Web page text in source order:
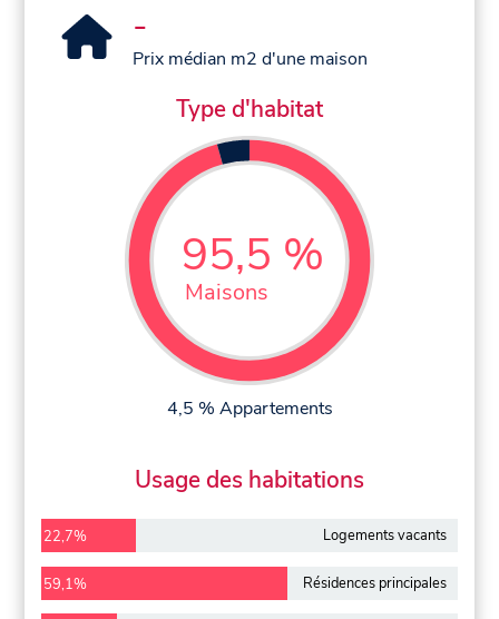
-
Prix médian m2 d'une maison
Type d'habitat
95,5 %
Maisons
4,5 % Appartements
Usage des habitations
22,7% Logements vacants
59,1% Résidences principales